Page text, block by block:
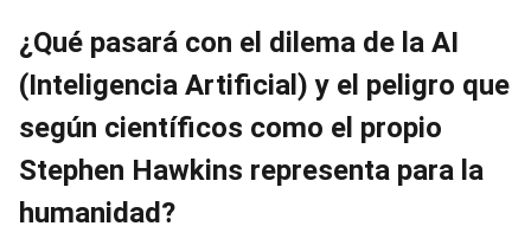
¿Qué pasará con el dilema de la AI
(Inteligencia Artificial) y el peligro que
según científicos como el propio
Stephen Hawkins representa para la
humanidad?